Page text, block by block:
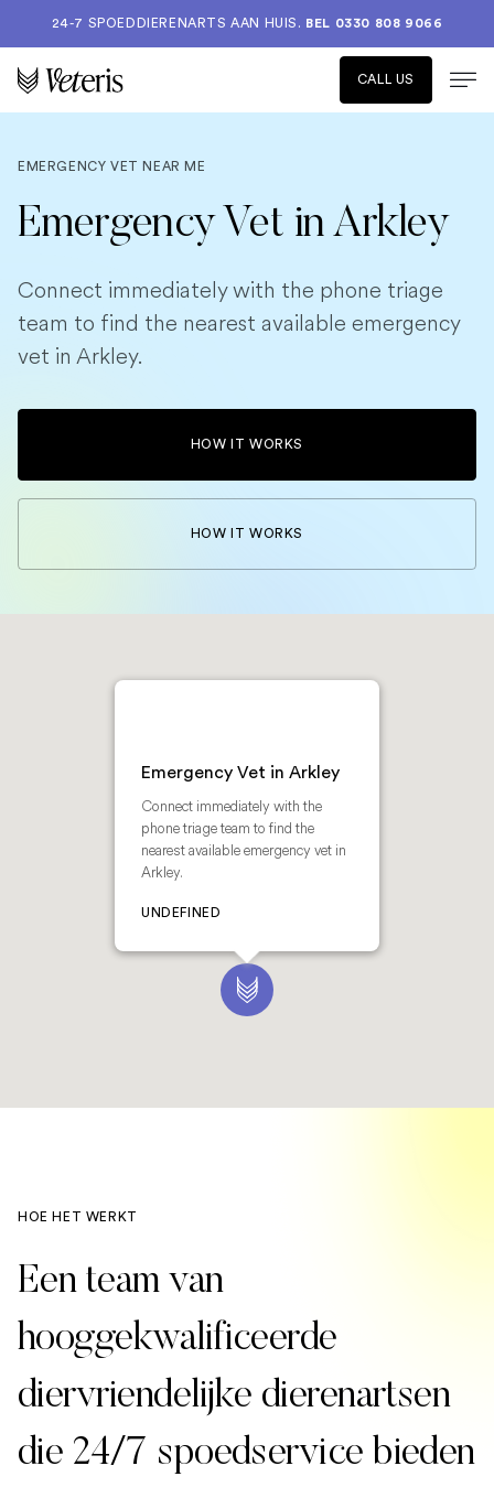
24-7 SPOEDDIERENARTS AAN HUIS. BEL 0330 808 9066
CALL US
EMERGENCY VET NEAR ME
Emergency Vet in Arkley
Connect immediately with the phone triage
team to find the nearest available emergency
vet in Arkley.
HOW IT WORKS
HOW IT WORKS
Emergency Vet in Arkley
Connect immediately with the
phone triage team to find the
nearest available emergency vet in
Arkley.
UNDEFINED
HOE HET WERKT
Een team van
hooggekwalificeerde
diervriendelijke dierenartsen
die 24/7 spoedservice bieden